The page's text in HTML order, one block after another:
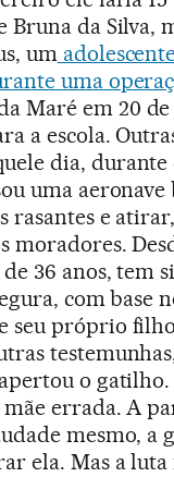
Bruna da Silva,
um
uma
Maré em 20
a escola.
dia, durante
uma
rasantes e
moradores.
36 anos, tem
com base
seu próprio
o
errada. A
mesmo, a
ela. Mas a luta